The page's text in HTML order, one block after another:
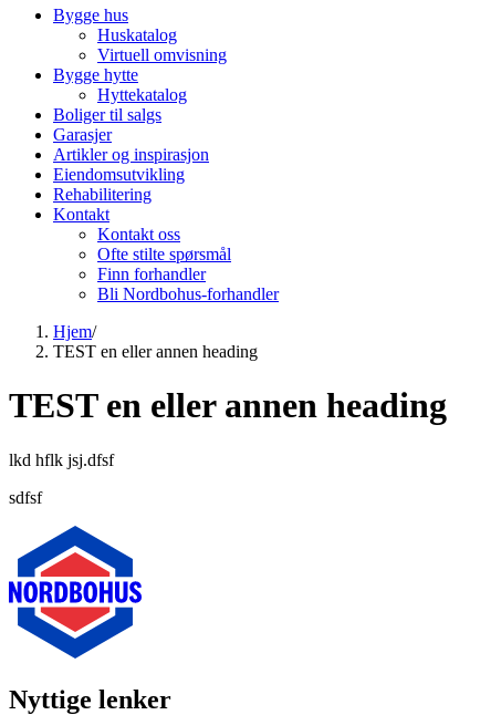
Bygge hus
Huskatalog
Virtuell omvisning
Bygge hytte
Hyttekatalog
Boliger til salgs
Garasjer
Artikler og inspirasjon
Eiendomsutvikling
Rehabilitering
Kontakt
Kontakt oss
Ofte stilte spørsmål
Finn forhandler
Bli Nordbohus-forhandler
Hjem/
TEST en eller annen heading
TEST en eller annen heading
lkd hflk jsj.dfsf
sdfsf
Nyttige lenker